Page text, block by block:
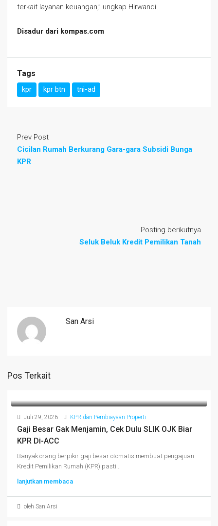
terkait layanan keuangan,” ungkap Hirwandi.
Disadur dari kompas.com
Tags
kpr kpr btn tni-ad
Prev Post
Cicilan Rumah Berkurang Gara-gara Subsidi Bunga
KPR
Posting berikutnya
Seluk Beluk Kredit Pemilikan Tanah
San Arsi
Pos Terkait
Juli 29, 2026 KPR dan Pembiayaan Properti
Gaji Besar Gak Menjamin, Cek Dulu SLIK OJK Biar
KPR Di-ACC
Banyak orang berpikir gaji besar otomatis membuat pengajuan
Kredit Pemilikan Rumah (KPR) pasti...
lanjutkan membaca
oleh San Arsi